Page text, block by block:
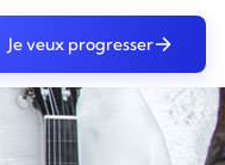
Je veux progresser